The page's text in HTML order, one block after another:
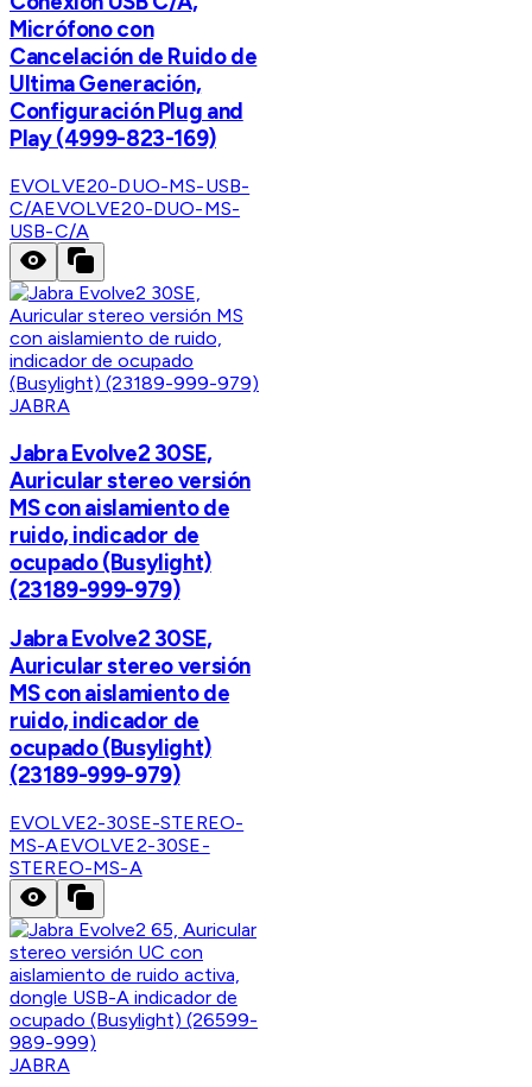
Micrófono con
Cancelación de Ruido de
Ultima Generación,
Configuración Plug and
Play (4999-823-169)
EVOLVE20-DUO-MS-USB-
C/AEVOLVE20-DUO-MS-
USB-C/A
JABRA
Jabra Evolve2 30SE,
Auricular stereo versión
MS con aislamiento de
ruido, indicador de
ocupado (Busylight)
(23189-999-979)
Jabra Evolve2 30SE,
Auricular stereo versión
MS con aislamiento de
ruido, indicador de
ocupado (Busylight)
(23189-999-979)
EVOLVE2-30SE-STEREO-
MS-AEVOLVE2-30SE-
STEREO-MS-A
JABRA